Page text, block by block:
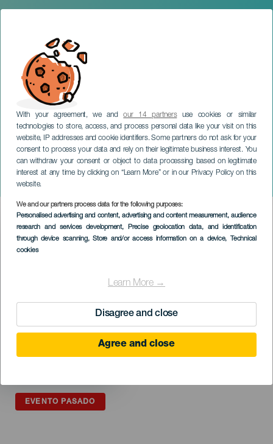
With your agreement, we andour 14 partnersuse cookies or similar
technologies to store, access, and process personal data like your visit on this
website, IP addresses and cookie identifiers. Some partners do not ask for your
consent to process your data and rely on their legitimate business interest. You
can withdraw your consent or object to data processing based on legitimate
interest at any time by clicking on “Learn More” or in our Privacy Policy on this
website.
We and our partners process data for the following purposes:
Personalised advertising and content, advertising and content measurement, audience
research and services development, Precise geolocation data, and identification
through device scanning, Store and/or access information on a device, Technical
cookies
Learn More →
Disagree and close
Agree and close
Chica Sobresalto
TENERIFE
Imagen
Listado
EVENTO PASADO